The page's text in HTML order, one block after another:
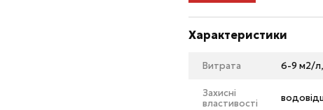
Характеристики
Витрата 6-9 м2/л,
Захисні
властивості